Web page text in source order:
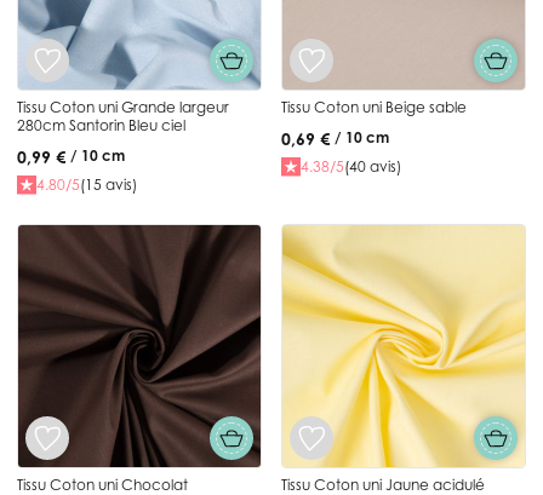
Tissu Coton uni Grande largeur
280cm Santorin Bleu ciel
0,99 € / 10 cm
4.80/5(15 avis)
Tissu Coton uni Beige sable
0,69 € / 10 cm
4.38/5(40 avis)
Tissu Coton uni Chocolat Tissu Coton uni Jaune acidulé